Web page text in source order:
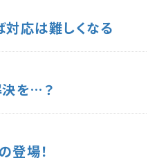
応は難しくなる
を…？
登場！